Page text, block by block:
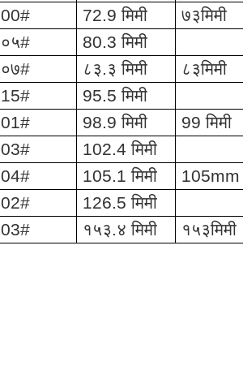
72.9 मिमी
७३मिमी
80.3 मिमी
८३.३ मिमी
८३मिमी
95.5 मिमी
98.9 मिमी
99 मिमी
102.4 मिमी
105.1 मिमी
105mm
126.5 मिमी
१५३.४ मिमी १५३मिमी